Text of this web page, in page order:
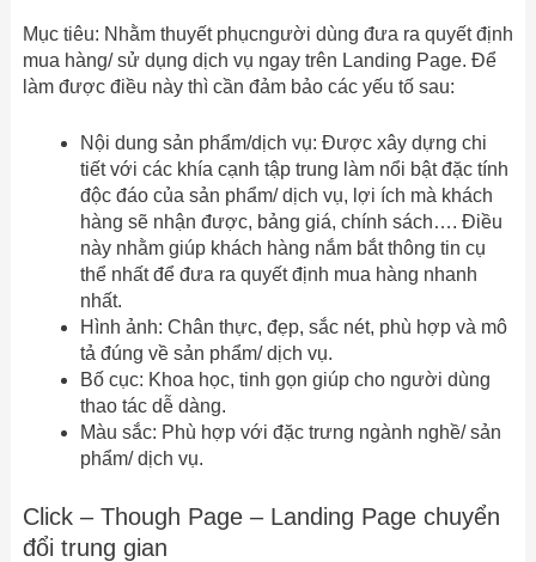
Mục tiêu: Nhằm thuyết phụcngười dùng đưa ra quyết định
mua hàng/ sử dụng dịch vụ ngay trên Landing Page. Để
làm được điều này thì cần đảm bảo các yếu tố sau:
Nội dung sản phẩm/dịch vụ: Được xây dựng chi
tiết với các khía cạnh tập trung làm nổi bật đặc tính
độc đáo của sản phẩm/ dịch vụ, lợi ích mà khách
hàng sẽ nhận được, bảng giá, chính sách…. Điều
này nhằm giúp khách hàng nắm bắt thông tin cụ
thể nhất để đưa ra quyết định mua hàng nhanh
nhất.
Hình ảnh: Chân thực, đẹp, sắc nét, phù hợp và mô
tả đúng về sản phẩm/ dịch vụ.
Bố cục: Khoa học, tinh gọn giúp cho người dùng
thao tác dễ dàng.
Màu sắc: Phù hợp với đặc trưng ngành nghề/ sản
phẩm/ dịch vụ.
Click – Though Page – Landing Page chuyển
đổi trung gian